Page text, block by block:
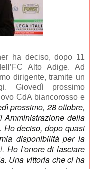
ha deciso, dopo 11
Alto Adige. Ad
dirigente, tramite un
Giovedì prossimo
CdA biancorosso e
prossimo, 28 ottobre,
Amministrazione della
Ho deciso, dopo quasi
disponibilità per la
Ho l'onore di lasciare
Una vittoria che ci ha